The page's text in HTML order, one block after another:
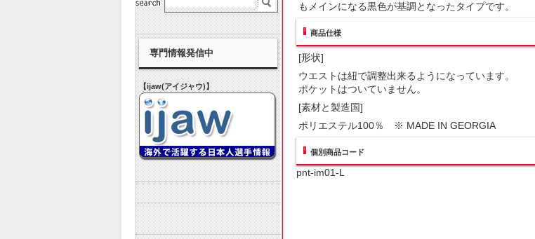
もメインになる黒色が基調となったタイプです。
商品仕様
[形状]
ウエストは紐で調整出来るようになっています。
ポケットはついていません。
[素材と製造国]
ポリエステル100％ ※ MADE IN GEORGIA
個別商品コード
pnt-im01-L
専門情報発信中
【ijaw(アイジャウ)】